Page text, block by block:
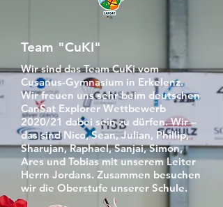
Team "CuKI"
Wir sind das Team CuKi vom
Cusanus-Gymnasium in Erkelenz.
Wir freuen uns sehr beim deutschen
CanSat Explorer Wettbewerb
2020/21 dabei sein zu dürfen. Wir –
das sind Nico, Sean, Julian, Phillip,
Sharujan, Raphael, Sanjai, Simon,
Ares und Tobias mit unserem Leiter
Herrn Jordans. Zusammen besuchen
wir die Oberstufe unserer Schule.